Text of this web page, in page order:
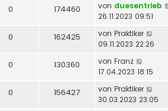
0 174460 von duesentrieb
26.11.2023 09:51
0 162425 von Praktiker
09.11.2023 22:26
0 130360 von Franz
17.04.2023 18:15
0 156427 von Praktiker
30.03.2023 23:05